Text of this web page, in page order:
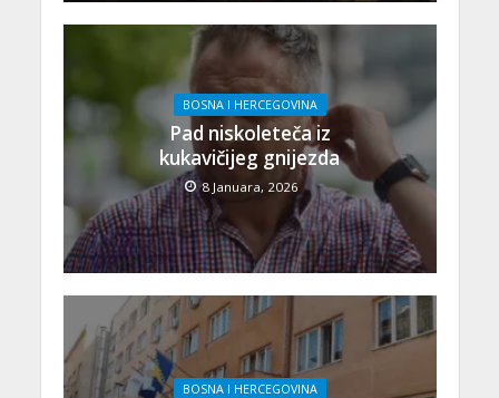
BOSNA I HERCEGOVINA
Pad niskoleteča iz
kukavičijeg gnijezda
8 Januara, 2026
BOSNA I HERCEGOVINA